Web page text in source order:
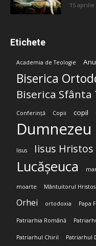
15 aprilie
Etichete
Academia de Teologie
Biserica
Biserica Sfânta
Conferință Copii copil
Dumnezeu
Iisus Iisus Hristos
Lucășeuca
moarte Mântuitorul Hristos
Orhei ortodoxia Papa
Patriarhia Română
Patriarhul Chiril Patriarhul